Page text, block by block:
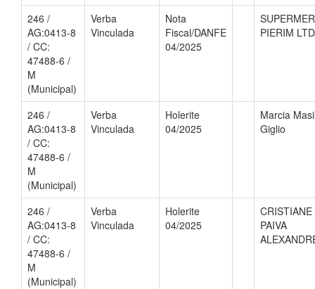
246 /
AG:0413-8
/ CC:
47488-6 /
M
(Municipal)
Verba
Vinculada
Nota
Fiscal/DANFE
04/2025
PIERIM
246 /
AG:0413-8
/ CC:
47488-6 /
M
(Municipal)
Verba
Vinculada
Holerite
04/2025
Marcia
Giglio
246 /
AG:0413-8
/ CC:
47488-6 /
M
(Municipal)
Verba
Vinculada
Holerite
04/2025
CRISTIANE
PAIVA